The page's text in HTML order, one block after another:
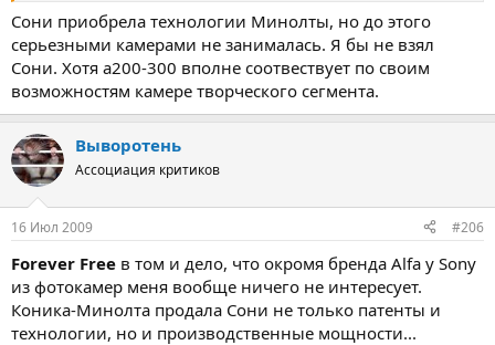
Сони приобрела технологии Минолты, но до этого
серьезными камерами не занималась. Я бы не взял
Сони. Хотя а200-300 вполне соотвествует по своим
возможностям камере творческого сегмента.
Выворотень
Ассоциация критиков
16 Июл 2009 #206
Forever Free в том и дело, что окромя бренда Alfa у Sony
из фотокамер меня вообще ничего не интересует.
Коника-Минолта продала Сони не только патенты и
технологии, но и производственные мощности...